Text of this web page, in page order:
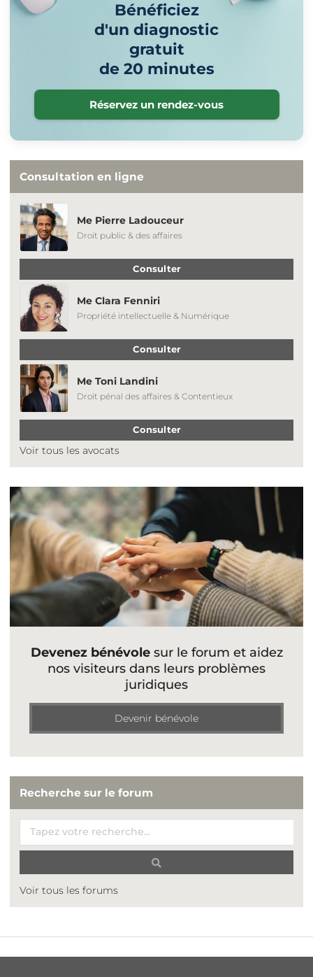
Bénéficiez
d'un diagnostic
gratuit
de 20 minutes
Réservez un rendez-vous
Consultation en ligne
Me Pierre Ladouceur
Droit public & des affaires
Consulter
Me Clara Fenniri
Propriété intellectuelle & Numérique
Consulter
Me Toni Landini
Droit pénal des affaires & Contentieux
Consulter
Voir tous les avocats
Devenez bénévolesur le forum et aidez
nos visiteurs dans leurs problèmes
juridiques
Devenir bénévole
Recherche sur le forum
Voir tous les forums